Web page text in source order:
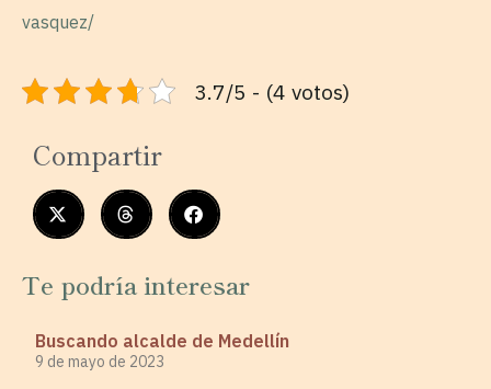
vasquez/
3.7/5 - (4 votos)
Compartir
Te podría interesar
Buscando alcalde de Medellín
9 de mayo de 2023